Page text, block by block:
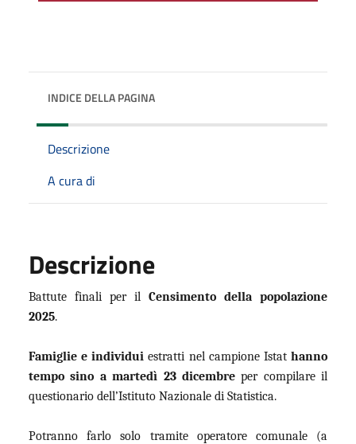
INDICE DELLA PAGINA
Descrizione
A cura di
Descrizione
Battute finali per il Censimento della popolazione
2025.
Famiglie e individui estratti nel campione Istathanno
tempo sino a martedì 23 dicembreper compilare il
questionario dell’Istituto Nazionale di Statistica.
Potranno farlo solo tramite operatore comunale (a